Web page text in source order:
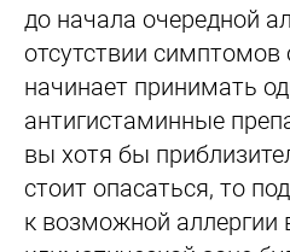
до начала очередной
отсутствии симптомов
начинает принимать
антигистаминные
вы хотя бы
стоит опасаться, то
к возможной аллергии